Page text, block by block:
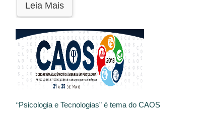
Leia Mais
“Psicologia e Tecnologias” é tema do CAOS